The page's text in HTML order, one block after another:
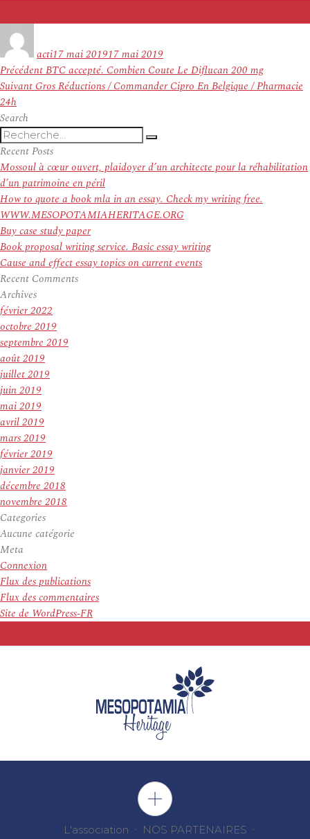
actile
17 mai 201917 mai 2019
Navigation
de
l’article
PrécédentArticle
précédent :
BTC accepté. Combien Coute Le Diflucan 200 mg
Suivant Article
Gros Réductions / Commander Cipro En Belgique / Pharmacie
24h
Search
Recherche
pour
:
Recherche
Recent Posts
Mossoul à cœur ouvert, plaidoyer d’un architecte pour la réhabilitation
d’un patrimoine en péril
How to quote a book mla in an essay. Check my writing free.
WWW.MESOPOTAMIAHERITAGE.ORG
Buy case study paper
Book proposal writing service. Basic essay writing
Cause and effect essay topics on current events
Recent Comments
Archives
février 2022
octobre 2019
septembre 2019
août 2019
juillet 2019
juin 2019
mai 2019
avril 2019
mars 2019
février 2019
janvier 2019
décembre 2018
novembre 2018
Categories
Aucune catégorie
Meta
Connexion
Flux des publications
Flux des commentaires
Site de WordPress-FR
L'association NOS PARTENAIRES